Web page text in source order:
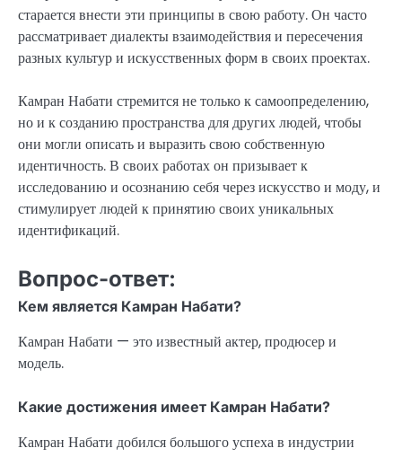
старается внести эти принципы в свою работу. Он часто
рассматривает диалекты взаимодействия и пересечения
разных культур и искусственных форм в своих проектах.
Камран Набати стремится не только к самоопределению,
но и к созданию пространства для других людей, чтобы
они могли описать и выразить свою собственную
идентичность. В своих работах он призывает к
исследованию и осознанию себя через искусство и моду, и
стимулирует людей к принятию своих уникальных
идентификаций.
Вопрос-ответ:
Кем является Камран Набати?
Камран Набати — это известный актер, продюсер и
модель.
Какие достижения имеет Камран Набати?
Камран Набати добился большого успеха в индустрии